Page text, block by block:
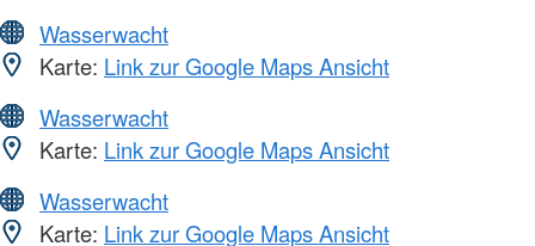
Wasserwacht
Karte: Link zur Google Maps Ansicht
Wasserwacht
Karte: Link zur Google Maps Ansicht
Wasserwacht
Karte: Link zur Google Maps Ansicht